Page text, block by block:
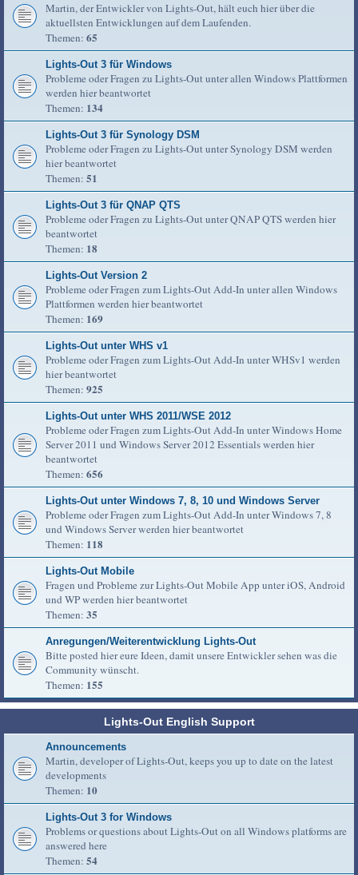
Martin, der Entwickler von Lights-Out, hält euch hier über die
aktuellsten Entwicklungen auf dem Laufenden.
Themen: 65
Lights-Out 3 für Windows
Probleme oder Fragen zu Lights-Out unter allen Windows Plattformen
werden hier beantwortet
Themen: 134
Lights-Out 3 für Synology DSM
Probleme oder Fragen zu Lights-Out unter Synology DSM werden
hier beantwortet
Themen: 51
Lights-Out 3 für QNAP QTS
Probleme oder Fragen zu Lights-Out unter QNAP QTS werden hier
beantwortet
Themen: 18
Lights-Out Version 2
Probleme oder Fragen zum Lights-Out Add-In unter allen Windows
Plattformen werden hier beantwortet
Themen: 169
Lights-Out unter WHS v1
Probleme oder Fragen zum Lights-Out Add-In unter WHSv1 werden
hier beantwortet
Themen: 925
Lights-Out unter WHS 2011/WSE 2012
Probleme oder Fragen zum Lights-Out Add-In unter Windows Home
Server 2011 und Windows Server 2012 Essentials werden hier
beantwortet
Themen: 656
Lights-Out unter Windows 7, 8, 10 und Windows Server
Probleme oder Fragen zum Lights-Out Add-In unter Windows 7, 8
und Windows Server werden hier beantwortet
Themen: 118
Lights-Out Mobile
Fragen und Probleme zur Lights-Out Mobile App unter iOS, Android
und WP werden hier beantwortet
Themen: 35
Anregungen/Weiterentwicklung Lights-Out
Bitte posted hier eure Ideen, damit unsere Entwickler sehen was die
Community wünscht.
Themen: 155
Lights-Out English Support
Announcements
Martin, developer of Lights-Out, keeps you up to date on the latest
developments
Themen: 10
Lights-Out 3 for Windows
Problems or questions about Lights-Out on all Windows platforms are
answered here
Themen: 54